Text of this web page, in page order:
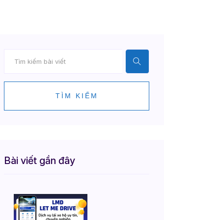
TÌM KIẾM
Bài viết gần đây